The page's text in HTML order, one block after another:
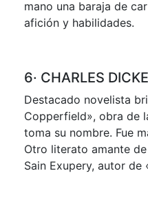
mano una baraja de
afición y habilidades.
6· CHARLES
Destacado novelista
Copperfield», obra de
toma su nombre. Fue
Otro literato amante
Sain Exupery, autor de